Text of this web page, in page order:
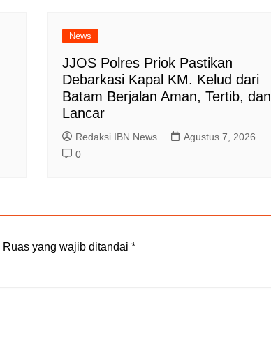
News
JJOS Polres Priok Pastikan
Debarkasi Kapal KM. Kelud dari
Batam Berjalan Aman, Tertib, dan
Lancar
Redaksi IBN News
Agustus 7, 2026
0
Ruas yang wajib ditandai *